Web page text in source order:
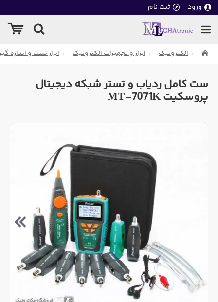
ورود ثبت نام
الکترونیک ابزار و تجهیزات الکترونیک ابزار تست و اندازه
ست کامل ردیاب و تستر شبکه دیجیتال
پروسکیت MT-7071K